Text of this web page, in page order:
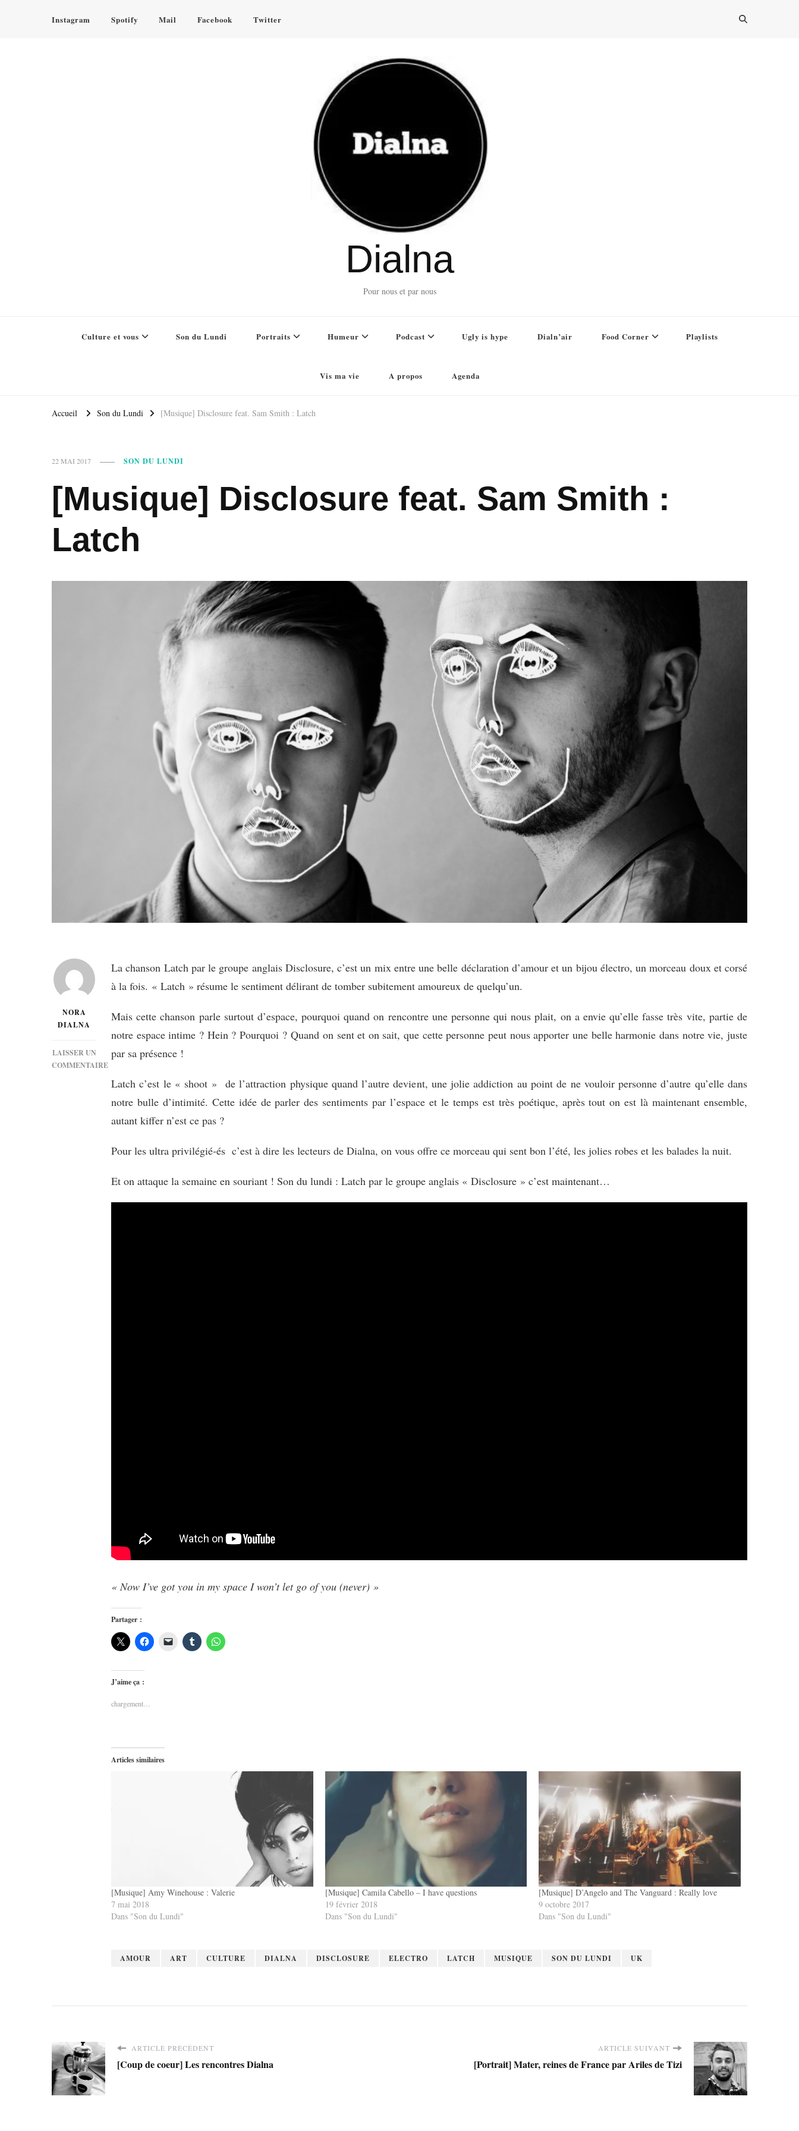
Instagram Spotify Mail Facebook Twitter
Dialna
Pour nous et par nous
Culture et vous Son du Lundi Portraits Humeur Podcast Ugly is hype Dialn’air Food Corner Playlists
Vis ma vie A propos Agenda
Accueil Son du Lundi [Musique] Disclosure feat. Sam Smith : Latch
22 MAI 2017 SON DU LUNDI
[Musique] Disclosure feat. Sam Smith :
Latch
NORA
DIALNA
LAISSER UN
COMMENTAIRE
[MUSIQUE]
DISCLOSURE
La chanson Latch par le groupe anglais Disclosure, c’est un mix entre une belle déclaration d’amour et un bijou électro, un morceau doux et corsé
à la fois. « Latch » résume le sentiment délirant de tomber subitement amoureux de quelqu’un.
Mais cette chanson parle surtout d’espace, pourquoi quand on rencontre une personne qui nous plait, on a envie qu’elle fasse très vite, partie de
notre espace intime ? Hein ? Pourquoi ? Quand on sent et on sait, que cette personne peut nous apporter une belle harmonie dans notre vie, juste
par sa présence !
Latch c’est le « shoot » de l’attraction physique quand l’autre devient, une jolie addiction au point de ne vouloir personne d’autre qu’elle dans
notre bulle d’intimité. Cette idée de parler des sentiments par l’espace et le temps est très poétique, après tout on est là maintenant ensemble,
autant kiffer n’est ce pas ?
Pour les ultra privilégié-és c’est à dire les lecteurs de Dialna, on vous offre ce morceau qui sent bon l’été, les jolies robes et les balades la nuit.
Et on attaque la semaine en souriant ! Son du lundi : Latch par le groupe anglais « Disclosure » c’est maintenant…
« Now I’ve got you in my space I won’t let go of you (never) »
Partager :
J’aime ça :
chargement…
Articles similaires
[Musique] Amy Winehouse : Valerie
7 mai 2018
Dans "Son du Lundi"
[Musique] Camila Cabello – I have questions
19 février 2018
Dans "Son du Lundi"
[Musique] D’Angelo and The Vanguard : Really love
9 octobre 2017
Dans "Son du Lundi"
AMOUR ART CULTURE DIALNA DISCLOSURE ELECTRO LATCH MUSIQUE SON DU LUNDI UK
ARTICLE PRÉCÉDENT
[Coup de coeur] Les rencontres Dialna
ARTICLE SUIVANT
[Portrait] Mater, reines de France par Ariles de Tizi